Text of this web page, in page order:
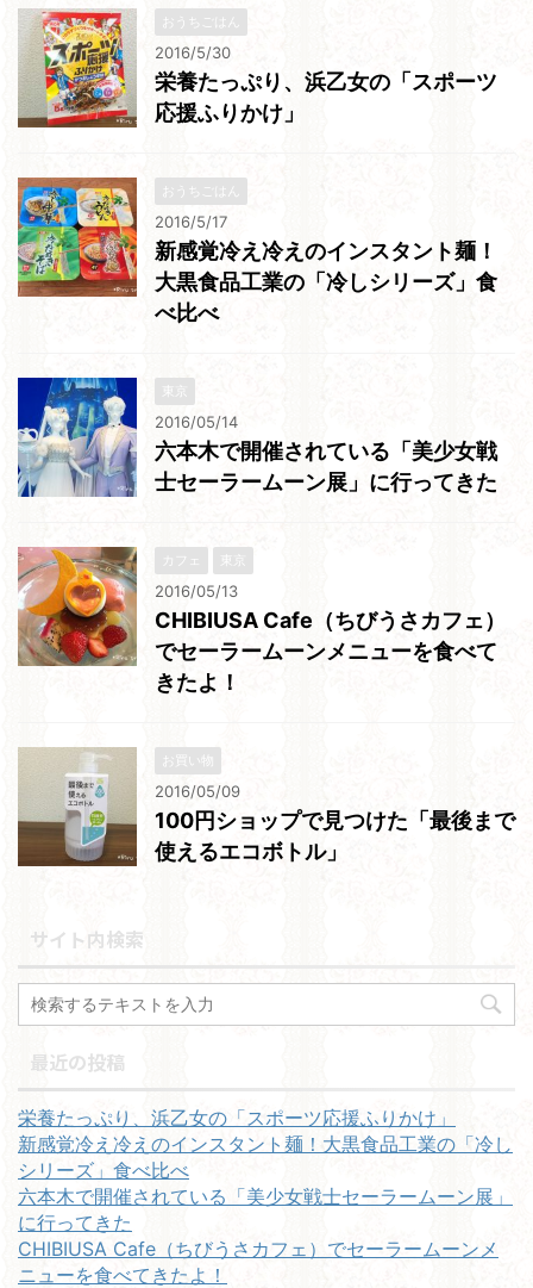
おうちごはん
2016/5/30
栄養たっぷり、浜乙女の「スポーツ
応援ふりかけ」
おうちごはん
2016/5/17
新感覚冷え冷えのインスタント麺！
大黒食品工業の「冷しシリーズ」食
べ比べ
東京
2016/05/14
六本木で開催されている「美少女戦
士セーラームーン展」に行ってきた
カフェ 東京
2016/05/13
CHIBIUSA Cafe（ちびうさカフェ）
でセーラームーンメニューを食べて
きたよ！
お買い物
2016/05/09
100円ショップで見つけた「最後まで
使えるエコボトル」
サイト内検索
最近の投稿
栄養たっぷり、浜乙女の「スポーツ応援ふりかけ」
新感覚冷え冷えのインスタント麺！大黒食品工業の「冷し
シリーズ」食べ比べ
六本木で開催されている「美少女戦士セーラームーン展」
に行ってきた
CHIBIUSA Cafe（ちびうさカフェ）でセーラームーンメ
ニューを食べてきたよ！